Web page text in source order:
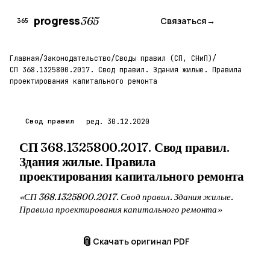
365 progress365 Связаться→
Главная/Законодательство/Своды правил (СП, СНиП)/
СП 368.1325800.2017. Свод правил. Здания жилые. Правила
проектирования капитального ремонта
Свод правил ред. 30.12.2020
СП 368.1325800.2017. Свод правил.
Здания жилые. Правила
проектирования капитального ремонта
«СП 368.1325800.2017. Свод правил. Здания жилые.
Правила проектирования капитального ремонта»
📎 Скачать оригинал PDF